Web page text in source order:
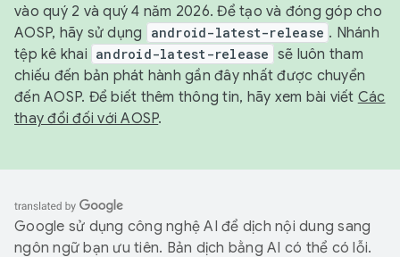
vào quý 2 và quý 4 năm 2026. Để tạo và đóng góp cho
AOSP, hãy sử dụng
android-latest-release . Nhánh
tệp kê khai android-latest-release sẽ luôn tham
chiếu đến bản phát hành gần đây nhất được chuyển
đến AOSP. Để biết thêm thông tin, hãy xem bài viết Các
thay đổi đối với AOSP.
Google sử dụng công nghệ AI để dịch nội dung sang
ngôn ngữ bạn ưu tiên. Bản dịch bằng AI có thể có lỗi.